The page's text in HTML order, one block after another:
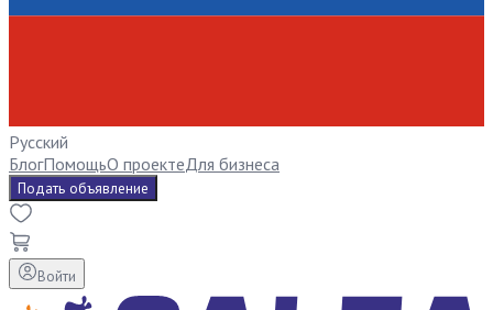
Русский
БлогПомощьО проектеДля бизнеса
Подать объявление
Войти